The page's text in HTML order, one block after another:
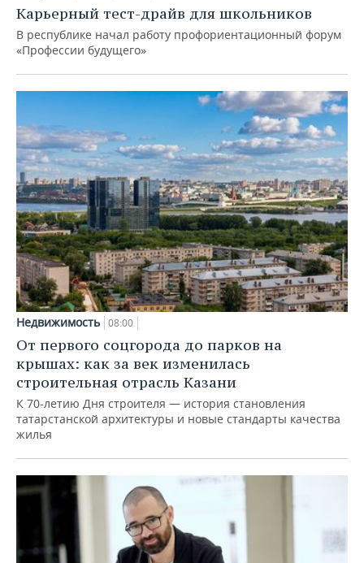
Карьерный тест-драйв для школьников
В республике начал работу профориентационный форум
«Профессии будущего»
Недвижимость 08:00
От первого соцгорода до парков на
крышах: как за век изменилась
строительная отрасль Казани
К 70-летию Дня строителя — история становления
татарстанской архитектуры и новые стандарты качества
жилья